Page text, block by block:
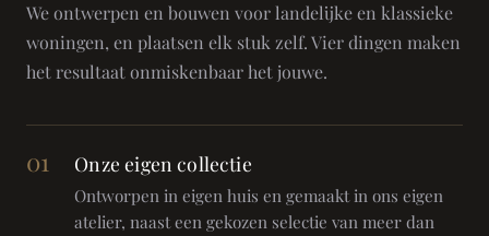
We ontwerpen en bouwen voor landelijke en klassieke
woningen, en plaatsen elk stuk zelf. Vier dingen maken
het resultaat onmiskenbaar het jouwe.
01 Onze eigen collectie
Ontworpen in eigen huis en gemaakt in ons eigen
atelier, naast een gekozen selectie van meer dan